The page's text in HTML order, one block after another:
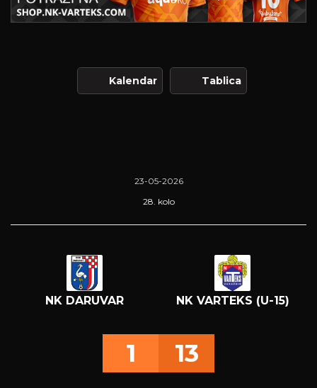
Kalendar Tablica
23-05-2026
28. kolo
NK DARUVAR NK VARTEKS (U-15)
1 13